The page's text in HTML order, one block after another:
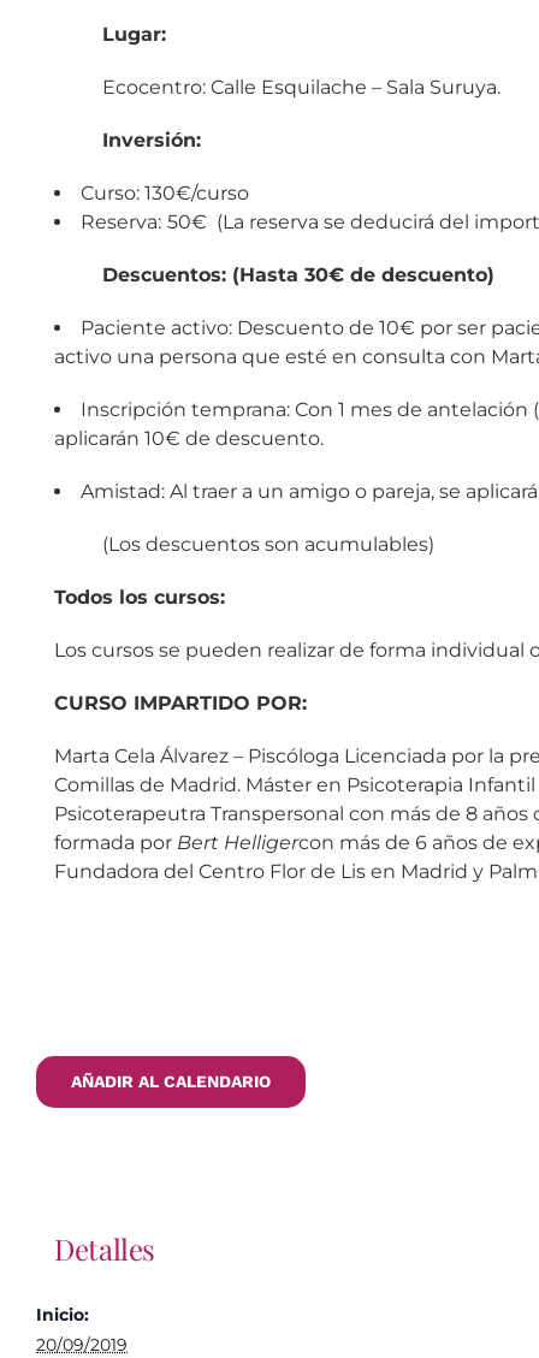
Lugar:
Ecocentro: Calle Esquilache – Sala Suruya.
Inversión:
Curso: 130€/curso
Reserva: 50€ (La reserva se deducirá del
Descuentos: (Hasta 30€ de descuento)
Paciente activo: Descuento de 10€ por ser
activo una persona que esté en consulta con
Inscripción temprana: Con 1 mes de antelación
aplicarán 10€ de descuento.
Amistad: Al traer a un amigo o pareja, se
(Los descuentos son acumulables)
Todos los cursos:
Los cursos se pueden realizar de forma individual
CURSO IMPARTIDO POR:
Marta Cela Álvarez – Piscóloga Licenciada por la
Comillas de Madrid. Máster en Psicoterapia
Psicoterapeutra Transpersonal con más de 8
formada por Bert Helligercon más de 6 años de
Fundadora del Centro Flor de Lis en Madrid y
AÑADIR AL CALENDARIO
Detalles
Inicio:
20/09/2019